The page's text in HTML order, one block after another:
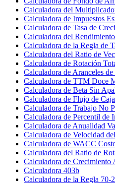
Calculadora del
Calculadora de Impuestos
Calculadora de Tasa de
Calculadora del
Calculadora de la Regla de
Calculadora del Ratio de
Calculadora de Rotación
Calculadora de Aranceles
Calculadora de TTM Doce
Calculadora de Beta Sin
Calculadora de Flujo de
Calculadora de Trabajo No
Calculadora de Percentil de
Calculadora de Anualidad
Calculadora de Velocidad
Calculadora de WACC
Calculadora del Ratio de
Calculadora de Crecimiento
Calculadora 403b
Calculadora de la Regla 70-